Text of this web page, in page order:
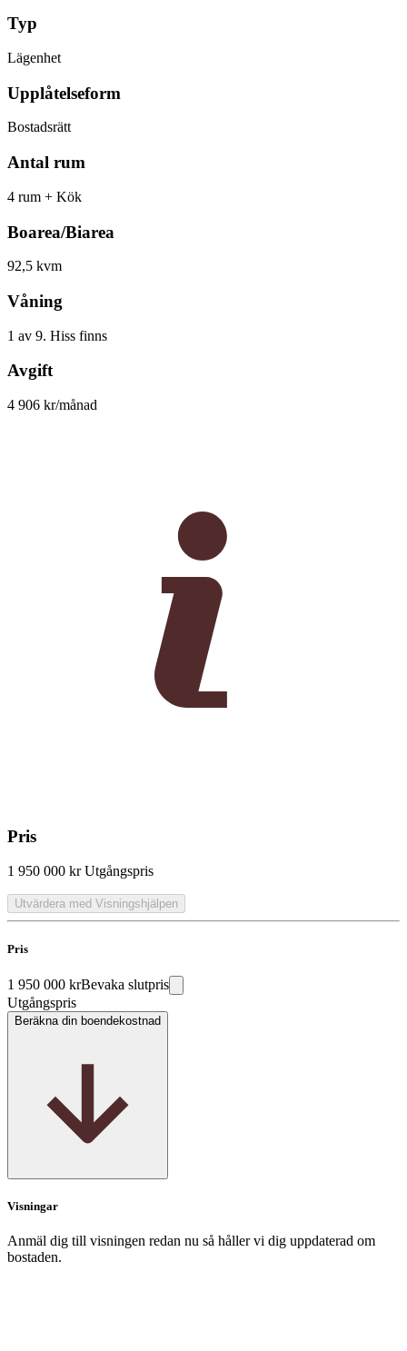
Typ
Lägenhet
Upplåtelseform
Bostadsrätt
Antal rum
4 rum + Kök
Boarea/Biarea
92,5 kvm
Våning
1 av 9. Hiss finns
Avgift
4 906 kr/månad
Pris
1 950 000 kr Utgångspris
Utvärdera med Visningshjälpen
Pris
1 950 000 krBevaka slutpris
Utgångspris
Beräkna din boendekostnad
Visningar
Anmäl dig till visningen redan nu så håller vi dig uppdaterad om
bostaden.